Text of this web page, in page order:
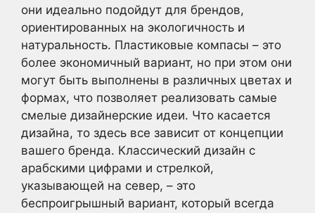
они идеально подойдут для брендов,
ориентированных на экологичность и
натуральность. Пластиковые компасы – это
более экономичный вариант, но при этом они
могут быть выполнены в различных цветах и
формах, что позволяет реализовать самые
смелые дизайнерские идеи. Что касается
дизайна, то здесь все зависит от концепции
вашего бренда. Классический дизайн с
арабскими цифрами и стрелкой,
указывающей на север, – это
беспроигрышный вариант, который всегда